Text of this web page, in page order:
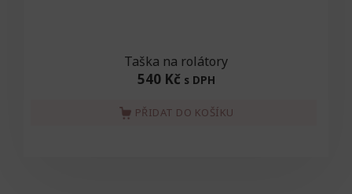
Taška na rolátory
540 Kč s DPH
PŘIDAT DO KOŠÍKU